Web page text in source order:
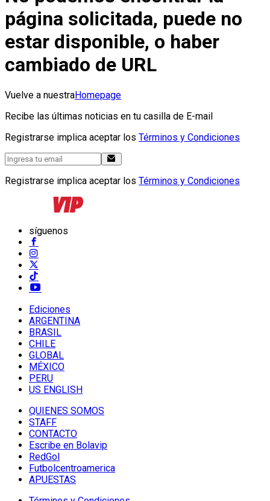
página solicitada, puede no
estar disponible, o haber
cambiado de URL
Vuelve a nuestraHomepage
Recibe las últimas noticias en tu casilla de E-mail
Registrarse implica aceptar los Términos y Condiciones
Registrarse implica aceptar los Términos y Condiciones
síguenos
Ediciones
ARGENTINA
BRASIL
CHILE
GLOBAL
MÉXICO
PERU
US ENGLISH
QUIENES SOMOS
STAFF
CONTACTO
Escribe en Bolavip
RedGol
Futbolcentroamerica
APUESTAS